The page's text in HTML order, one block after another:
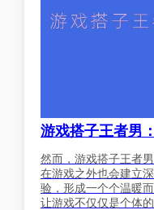
游戏搭子王者男
然而，游戏搭子王者
在游戏之外也会建立
验，形成一个个温暖
让游戏不仅仅是个体